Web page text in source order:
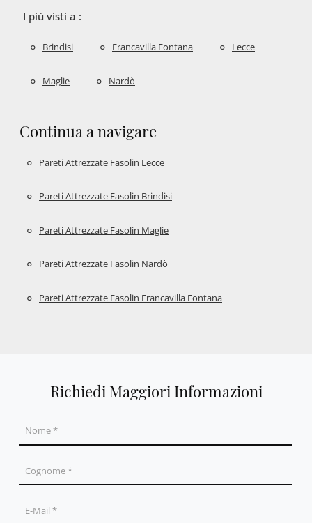
I più visti a :
Brindisi Francavilla Fontana Lecce
Maglie Nardò
Continua a navigare
Pareti Attrezzate Fasolin Lecce
Pareti Attrezzate Fasolin Brindisi
Pareti Attrezzate Fasolin Maglie
Pareti Attrezzate Fasolin Nardò
Pareti Attrezzate Fasolin Francavilla Fontana
Richiedi Maggiori Informazioni